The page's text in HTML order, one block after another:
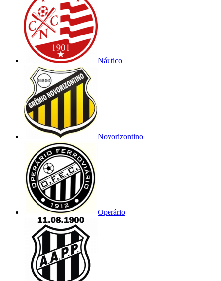
Náutico
Novorizontino
Operário